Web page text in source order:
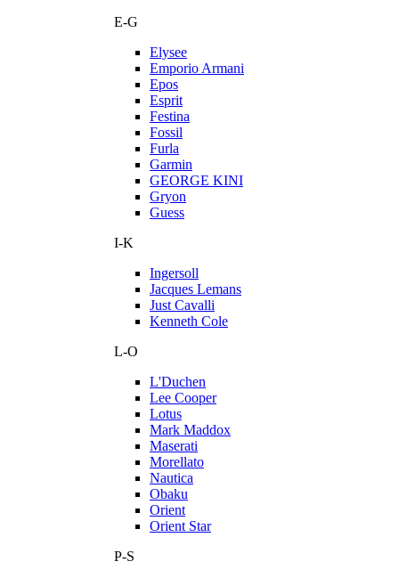
E-G
Elysee
Emporio Armani
Epos
Esprit
Festina
Fossil
Furla
Garmin
GEORGE KINI
Gryon
Guess
I-K
Ingersoll
Jacques Lemans
Just Cavalli
Kenneth Cole
L-O
L'Duchen
Lee Cooper
Lotus
Mark Maddox
Maserati
Morellato
Nautica
Obaku
Orient
Orient Star
P-S